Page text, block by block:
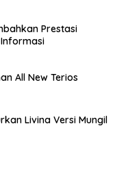
Prestasi
All New Terios
Livina Versi Mungil